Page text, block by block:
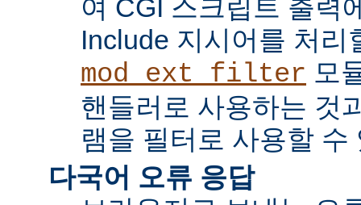
여 CGI 스크립트 출력
Include 지시어를 처리
mod_ext_filter 모
핸들러로 사용하는 것
램을 필터로 사용할 수
다국어 오류 응답